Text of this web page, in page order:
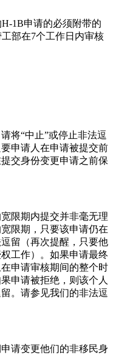
1B申请的必须附带的
部在7个工作日内审核
将“中止”或停止非法逗
申请人在申请被提交前
交身份变更申请之前保
限期内提交并非毫无理
限期，只要该申请仍在
留（再次提醒，只要他
工作）。如果申请最终
申请审核期间的整个时
申请被拒绝，则该个人
。请参见我们的非法逗
请变更他们的非移民身